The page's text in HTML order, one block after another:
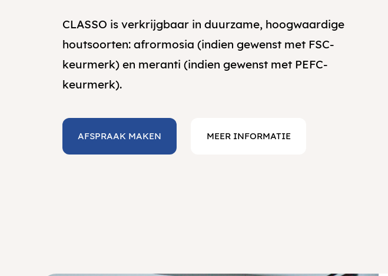
CLASSO is verkrijgbaar in duurzame, hoogwaardige
houtsoorten: afrormosia (indien gewenst met FSC-
keurmerk) en meranti (indien gewenst met PEFC-
keurmerk).
AFSPRAAK MAKEN MEER INFORMATIE